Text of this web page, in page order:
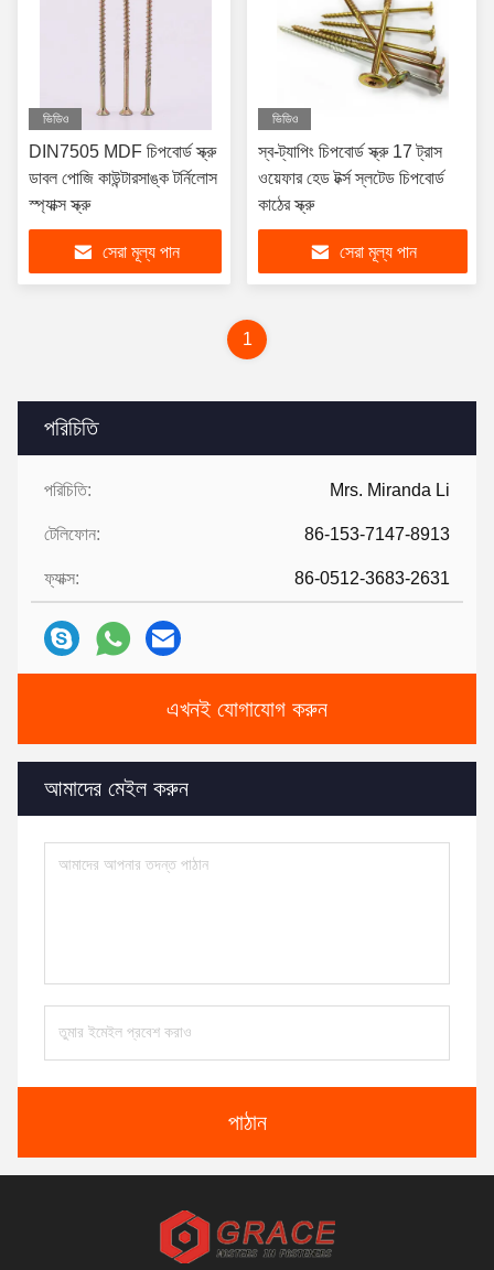
পরিচিতি
পরিচিতি: Mrs. Miranda Li
টেলিফোন: 86-153-7147-8913
ফ্যাক্স: 86-0512-3683-2631
এখনই যোগাযোগ করুন
আমাদের মেইল ​​করুন
পাঠান
ভিডিও
DIN7505 MDF চিপবোর্ড স্ক্রু
ডাবল পোজি কাউন্টারসাঙ্ক টর্নিলোস
স্প্যাক্স স্ক্রু
সেরা মূল্য পান
ভিডিও
স্ব-ট্যাপিং চিপবোর্ড স্ক্রু 17 ​​ট্রাস
ওয়েফার হেড টর্ক্স স্লটেড চিপবোর্ড
কাঠের স্ক্রু
সেরা মূল্য পান
1